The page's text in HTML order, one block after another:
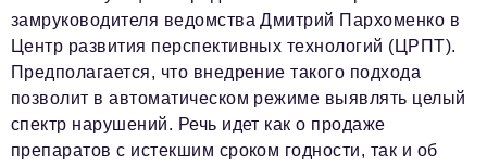
Социальная сфера
ЖКХ
Образование
Новости компании
замруководителя ведомства Дмитрий Пархоменко в
Центр развития перспективных технологий (ЦРПТ).
Предполагается, что внедрение такого подхода
позволит в автоматическом режиме выявлять целый
спектр нарушений. Речь идет как о продаже
препаратов с истекшим сроком годности, так и об